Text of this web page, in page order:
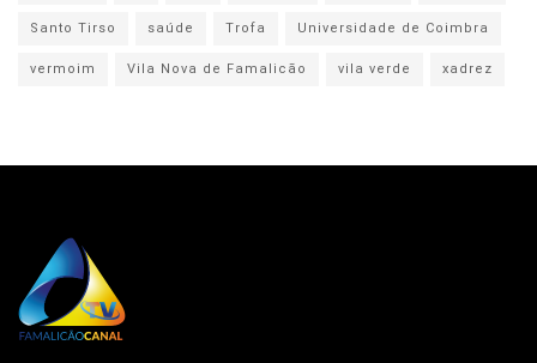
Santo Tirso
saúde Trofa
Universidade de Coimbra
vermoim
Vila Nova de Famalicão vila verde xadrez